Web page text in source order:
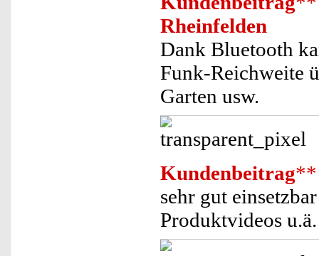
Rheinfelden
Dank Bluetooth
Funk-Reichweite
Garten usw.
Kundenbeitrag**
sehr gut
Produktvideos u.ä.